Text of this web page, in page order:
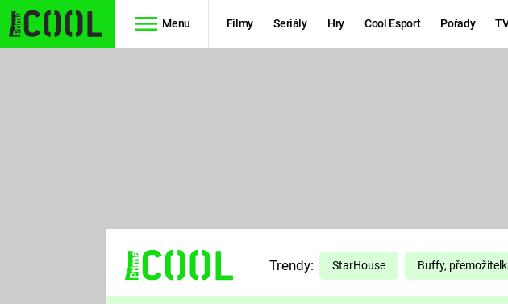
Menu Filmy Seriály Hry Cool Esport Pořady
TŘESKU
PREDÁTOR
Trendy: StarHouse Buffy,